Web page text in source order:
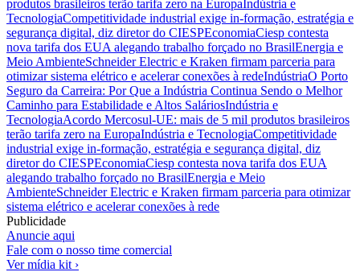
produtos brasileiros terão tarifa zero na EuropaIndústria e
TecnologiaCompetitividade industrial exige in-formação, estratégia e
segurança digital, diz diretor do CIESPEconomiaCiesp contesta
nova tarifa dos EUA alegando trabalho forçado no BrasilEnergia e
Meio AmbienteSchneider Electric e Kraken firmam parceria para
otimizar sistema elétrico e acelerar conexões à redeIndústriaO Porto
Seguro da Carreira: Por Que a Indústria Continua Sendo o Melhor
Caminho para Estabilidade e Altos SaláriosIndústria e
TecnologiaAcordo Mercosul-UE: mais de 5 mil produtos brasileiros
terão tarifa zero na EuropaIndústria e TecnologiaCompetitividade
industrial exige in-formação, estratégia e segurança digital, diz
diretor do CIESPEconomiaCiesp contesta nova tarifa dos EUA
alegando trabalho forçado no BrasilEnergia e Meio
AmbienteSchneider Electric e Kraken firmam parceria para otimizar
sistema elétrico e acelerar conexões à rede
Publicidade
Anuncie aqui
Fale com o nosso time comercial
Ver mídia kit ›